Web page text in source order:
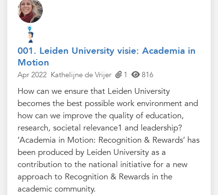
001. Leiden University visie: Academia in
Motion
Apr 2022 Kathelijne de Vrijer 1 816
How can we ensure that Leiden University
becomes the best possible work environment and
how can we improve the quality of education,
research, societal relevance1 and leadership?
‘Academia in Motion: Recognition & Rewards’ has
been produced by Leiden University as a
contribution to the national initiative for a new
approach to Recognition & Rewards in the
academic community.